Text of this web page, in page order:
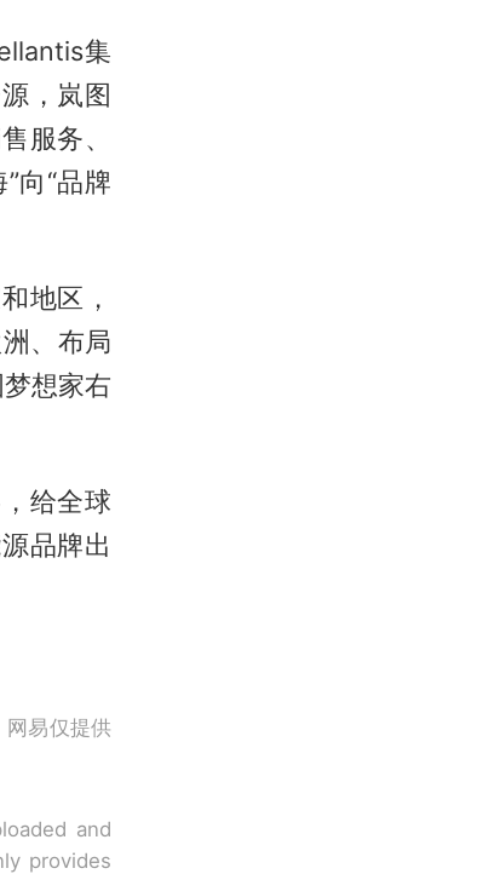
集
，岚图
服务、
向“品牌
地区，
、布局
想家右
给全球
品牌出
网易仅提供
and
provides